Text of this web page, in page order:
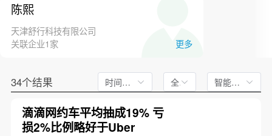
陈熙
天津舒行科技有限公司
关联企业1家
更多
34个结果 时间不限 全文 智能排序
滴滴网约车平均抽成19% 亏
损2%比例略好于Uber